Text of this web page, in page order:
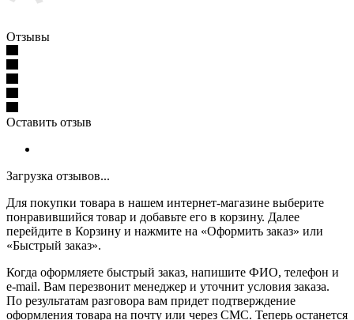
Отзывы
Оставить отзыв
Загрузка отзывов...
Для покупки товара в нашем интернет-магазине выберите
понравившийся товар и добавьте его в корзину. Далее
перейдите в Корзину и нажмите на «Оформить заказ» или
«Быстрый заказ».
Когда оформляете быстрый заказ, напишите ФИО, телефон и
e-mail. Вам перезвонит менеджер и уточнит условия заказа.
По результатам разговора вам придет подтверждение
оформления товара на почту или через СМС. Теперь останется